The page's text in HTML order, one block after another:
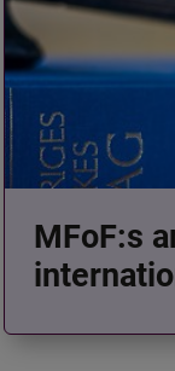
MFoF:s